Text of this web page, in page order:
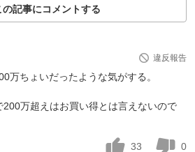
の記事にコメントする
違反報告
万ちょいだったような気がする。
万超えはお買い得とは言えないので
33 0